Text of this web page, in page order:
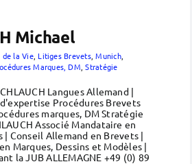
Michael
de la Vie, Litiges Brevets,Munich,
Marques, DM ,Stratégie
Langues Allemand |
Procédures Brevets
marques, DM Stratégie
Associé Mandataire en
| Conseil Allemand en Brevets |
Marques, Dessins et Modèles |
la JUB ALLEMAGNE +49 (0) 89